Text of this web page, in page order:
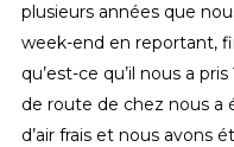
plusieurs années que
week-end en reportant,
qu’est-ce qu’il nous a
de route de chez nous a
d’air frais et nous avons